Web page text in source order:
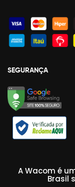
SEGURANÇA
A Wacom é
Brasil